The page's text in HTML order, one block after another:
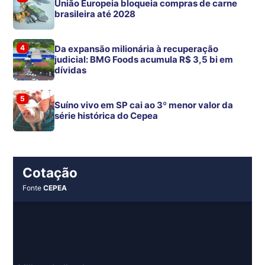
União Europeia bloqueia compras de carne
brasileira até 2028
4
Da expansão milionária à recuperação
judicial: BMG Foods acumula R$ 3,5 bi em
dívidas
5
Suíno vivo em SP cai ao 3º menor valor da
série histórica do Cepea
Cotação
FonteCEPEA